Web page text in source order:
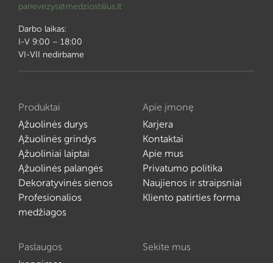
panevezys@medziostilius.lt
Darbo laikas:
I-V 9:00 – 18:00
VI-VII nedirbame
Produktai
Ąžuolinės durys
Ąžuolinės grindys
Ąžuoliniai laiptai
Ąžuolinės palangės
Dekoratyvinės sienos
Profesionalios
medžiagos
Apie įmonę
Karjera
Kontaktai
Apie mus
Privatumo politika
Naujienos ir straipsniai
Kliento patirties forma
Paslaugos
Sekite mus